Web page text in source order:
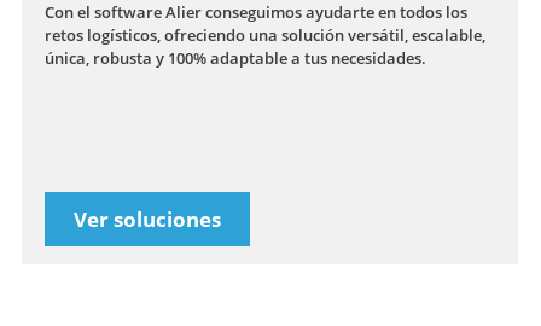
Con el software Alier conseguimos ayudarte en todos los
retos logísticos, ofreciendo una solución versátil, escalable,
única, robusta y 100% adaptable a tus necesidades.
Ver soluciones